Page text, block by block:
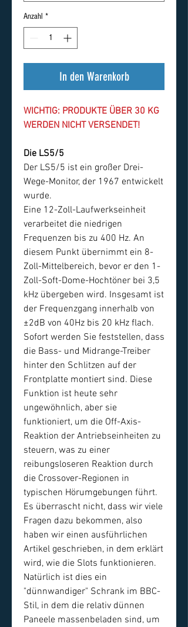
Anzahl *
In den Warenkorb
WICHTIG: PRODUKTE ÜBER 30 KG
WERDEN NICHT VERSENDET!
Die LS5/5
Der LS5/5 ist ein großer Drei-
Wege-Monitor, der 1967 entwickelt
wurde.
Eine 12-Zoll-Laufwerkseinheit
verarbeitet die niedrigen
Frequenzen bis zu 400 Hz. An
diesem Punkt übernimmt ein 8-
Zoll-Mittelbereich, bevor er den 1-
Zoll-Soft-Dome-Hochtöner bei 3,5
kHz übergeben wird. Insgesamt ist
der Frequenzgang innerhalb von
±2dB von 40Hz bis 20 kHz flach.
Sofort werden Sie feststellen, dass
die Bass- und Midrange-Treiber
hinter den Schlitzen auf der
Frontplatte montiert sind. Diese
Funktion ist heute sehr
ungewöhnlich, aber sie
funktioniert, um die Off-Axis-
Reaktion der Antriebseinheiten zu
steuern, was zu einer
reibungsloseren Reaktion durch
die Crossover-Regionen in
typischen Hörumgebungen führt.
Es überrascht nicht, dass wir viele
Fragen dazu bekommen, also
haben wir einen ausführlichen
Artikel geschrieben, in dem erklärt
wird, wie die Slots funktionieren.
Natürlich ist dies ein
"dünnwandiger" Schrank im BBC-
Stil, in dem die relativ dünnen
Paneele massenbeladen sind, um